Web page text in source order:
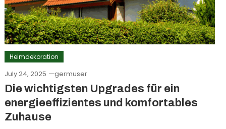
Heimdekoration
July 24, 2025 germuser
Die wichtigsten Upgrades für ein
energieeffizientes und komfortables
Zuhause